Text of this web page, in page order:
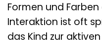
Formen und
Interaktion ist oft
das Kind zur